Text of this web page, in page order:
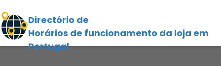
Directório de
Horários de funcionamento da loja em
Portugal